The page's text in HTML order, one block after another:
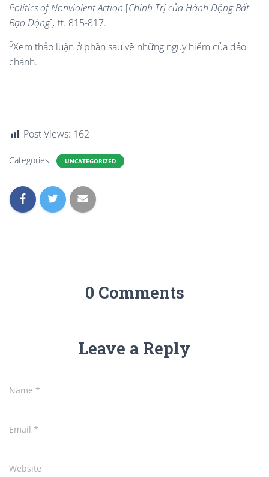
Politics of NonviolentAction [Chính Trị của Hành Động Bất
Bạo Động], tt. 815-817.
5Xem thảo luận ở phần sau về những nguy hiểm của đảo
chánh.
Post Views: 162
Categories: UNCATEGORIZED
0 Comments
Leave a Reply
Name *
Email *
Website